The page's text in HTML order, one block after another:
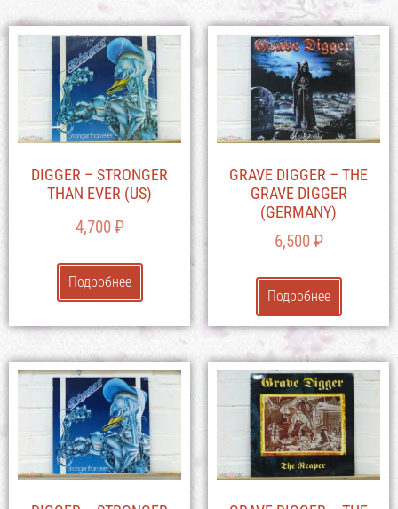
DIGGER – STRONGER
THAN EVER (US)
4,700₽
Подробнее
GRAVE DIGGER – THE
GRAVE DIGGER
(GERMANY)
6,500₽
Подробнее